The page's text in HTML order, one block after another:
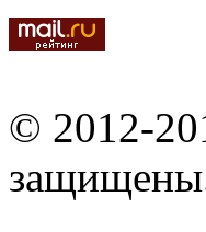
© 2012-